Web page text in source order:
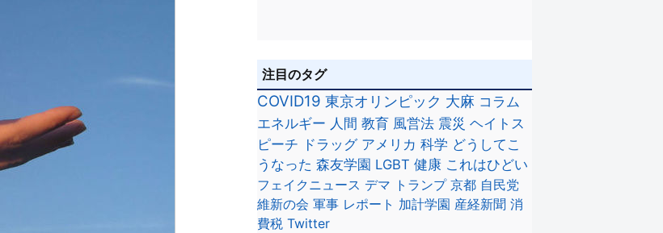
注目のタグ
COVID19 東京オリンピック 大麻 コラム
エネルギー 人間 教育 風営法 震災 ヘイトス
ピーチ ドラッグ アメリカ 科学 どうしてこ
うなった 森友学園 LGBT 健康 これはひどい
フェイクニュース デマ トランプ 京都 自民党
維新の会 軍事 レポート 加計学園 産経新聞 消
費税 Twitter